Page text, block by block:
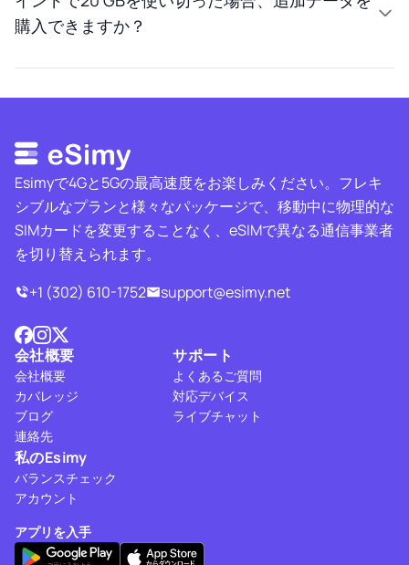
購入できますか？
Esimyで4Gと5Gの最高速度をお楽しみください。フレキ
シブルなプランと様々なパッケージで、移動中に物理的な
SIMカードを変更することなく、eSIMで異なる通信事業者
を切り替えられます。
+1 (302) 610-1752
support@esimy.net
会社概要
会社概要
カバレッジ
ブログ
連絡先
サポート
よくあるご質問
対応デバイス
ライブチャット
私のEsimy
バランスチェック
アカウント
アプリを入手